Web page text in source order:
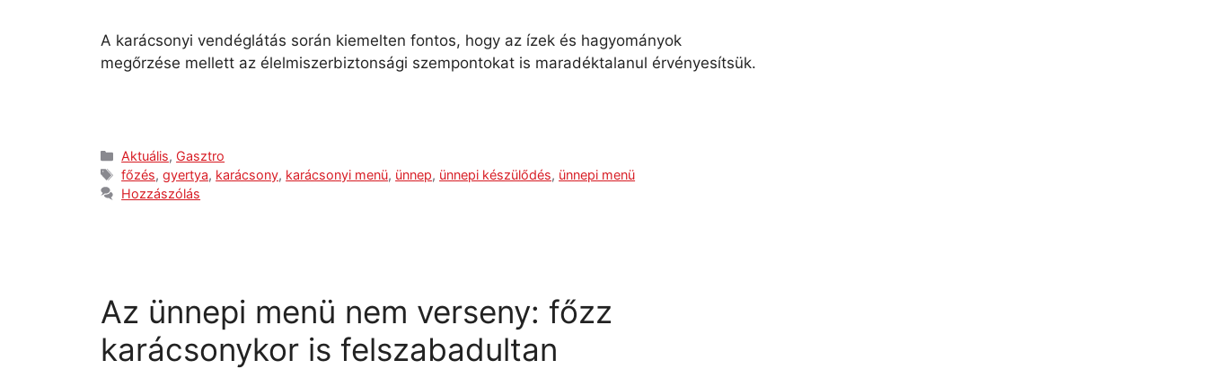
A karácsonyi vendéglátás során kiemelten fontos, hogy az ízek és hagyományok
megőrzése mellett az élelmiszerbiztonsági szempontokat is maradéktalanul érvényesítsük.
Aktuális, Gasztro
főzés,gyertya, karácsony, karácsonyi menü, ünnep, ünnepi készülődés, ünnepi menü
Hozzászólás
Az ünnepi menü nem verseny: főzz
karácsonykor is felszabadultan